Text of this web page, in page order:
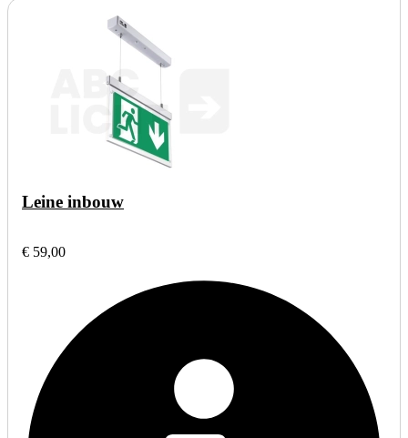
Leine inbouw
€ 59,00